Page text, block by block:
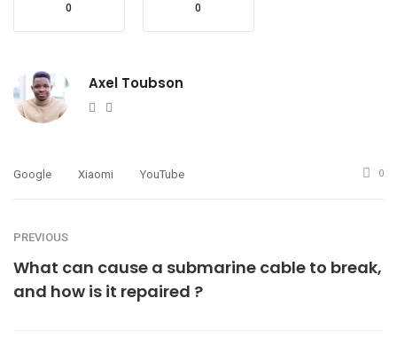
0 0
Axel Toubson
Website
Google Xiaomi YouTube 0
PREVIOUS
What can cause a submarine cable to break,
and how is it repaired ?